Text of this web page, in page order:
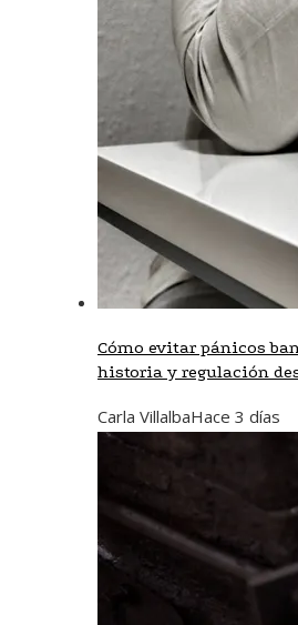
Cómo evitar pánicos
historia y regulación
Carla VillalbaHace 3 días